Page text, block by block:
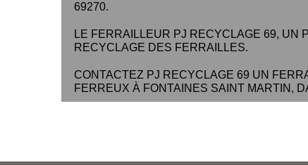
69270.
LE FERRAILLEUR PJ RECYCLAGE 69, UN
RECYCLAGE DES FERRAILLES.
CONTACTEZ PJ RECYCLAGE 69 UN
FERREUX À FONTAINES SAINT MARTIN,